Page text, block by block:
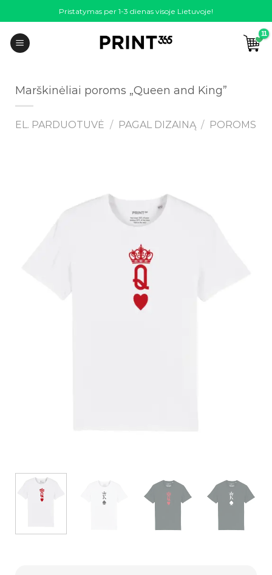
to
content
Pristatymas per 1-3 dienas visoje Lietuvoje!
Marškinėliai poroms „Queen and King”
EL. PARDUOTUVĖ / PAGAL DIZAINĄ / POROMS